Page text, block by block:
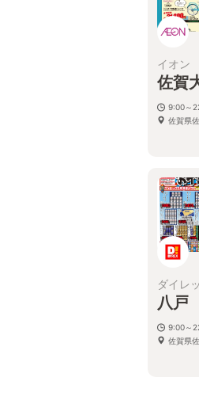
イオン
佐賀
9:00～
佐賀県
ダイレ
八戸
9:00～
佐賀県